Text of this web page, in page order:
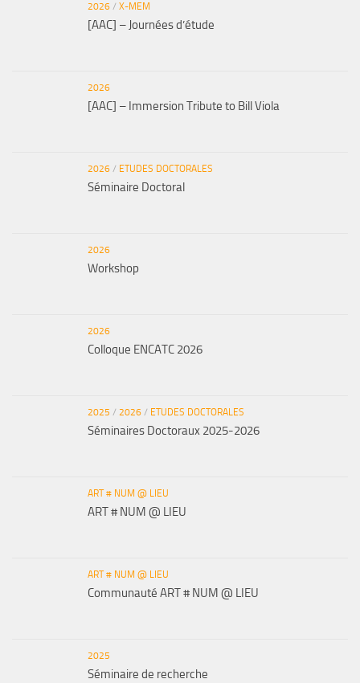
2026 / X-MEM
[AAC] – Journées d’étude
2026
[AAC] – Immersion Tribute to Bill Viola
2026 / ETUDES DOCTORALES
Séminaire Doctoral
2026
Workshop
2026
Colloque ENCATC 2026
2025 / 2026 / ETUDES DOCTORALES
Séminaires Doctoraux 2025-2026
ART # NUM @ LIEU
ART # NUM @ LIEU
ART # NUM @ LIEU
Communauté ART # NUM @ LIEU
2025
Séminaire de recherche